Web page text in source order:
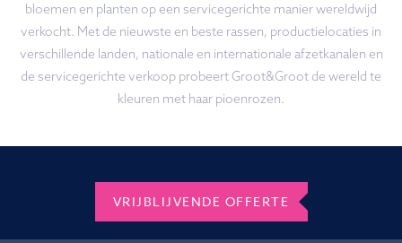
bloemen en planten op een servicegerichte manier wereldwijd
verkocht. Met de nieuwste en beste rassen, productielocaties in
verschillende landen, nationale en internationale afzetkanalen en
de servicegerichte verkoop probeert Groot&Groot de wereld te
kleuren met haar pioenrozen.
VRIJBLIJVENDE OFFERTE